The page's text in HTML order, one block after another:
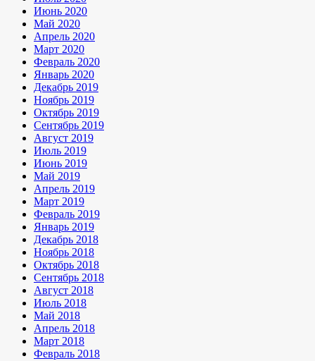
Июнь 2020
Май 2020
Апрель 2020
Март 2020
Февраль 2020
Январь 2020
Декабрь 2019
Ноябрь 2019
Октябрь 2019
Сентябрь 2019
Август 2019
Июль 2019
Июнь 2019
Май 2019
Апрель 2019
Март 2019
Февраль 2019
Январь 2019
Декабрь 2018
Ноябрь 2018
Октябрь 2018
Сентябрь 2018
Август 2018
Июль 2018
Май 2018
Апрель 2018
Март 2018
Февраль 2018